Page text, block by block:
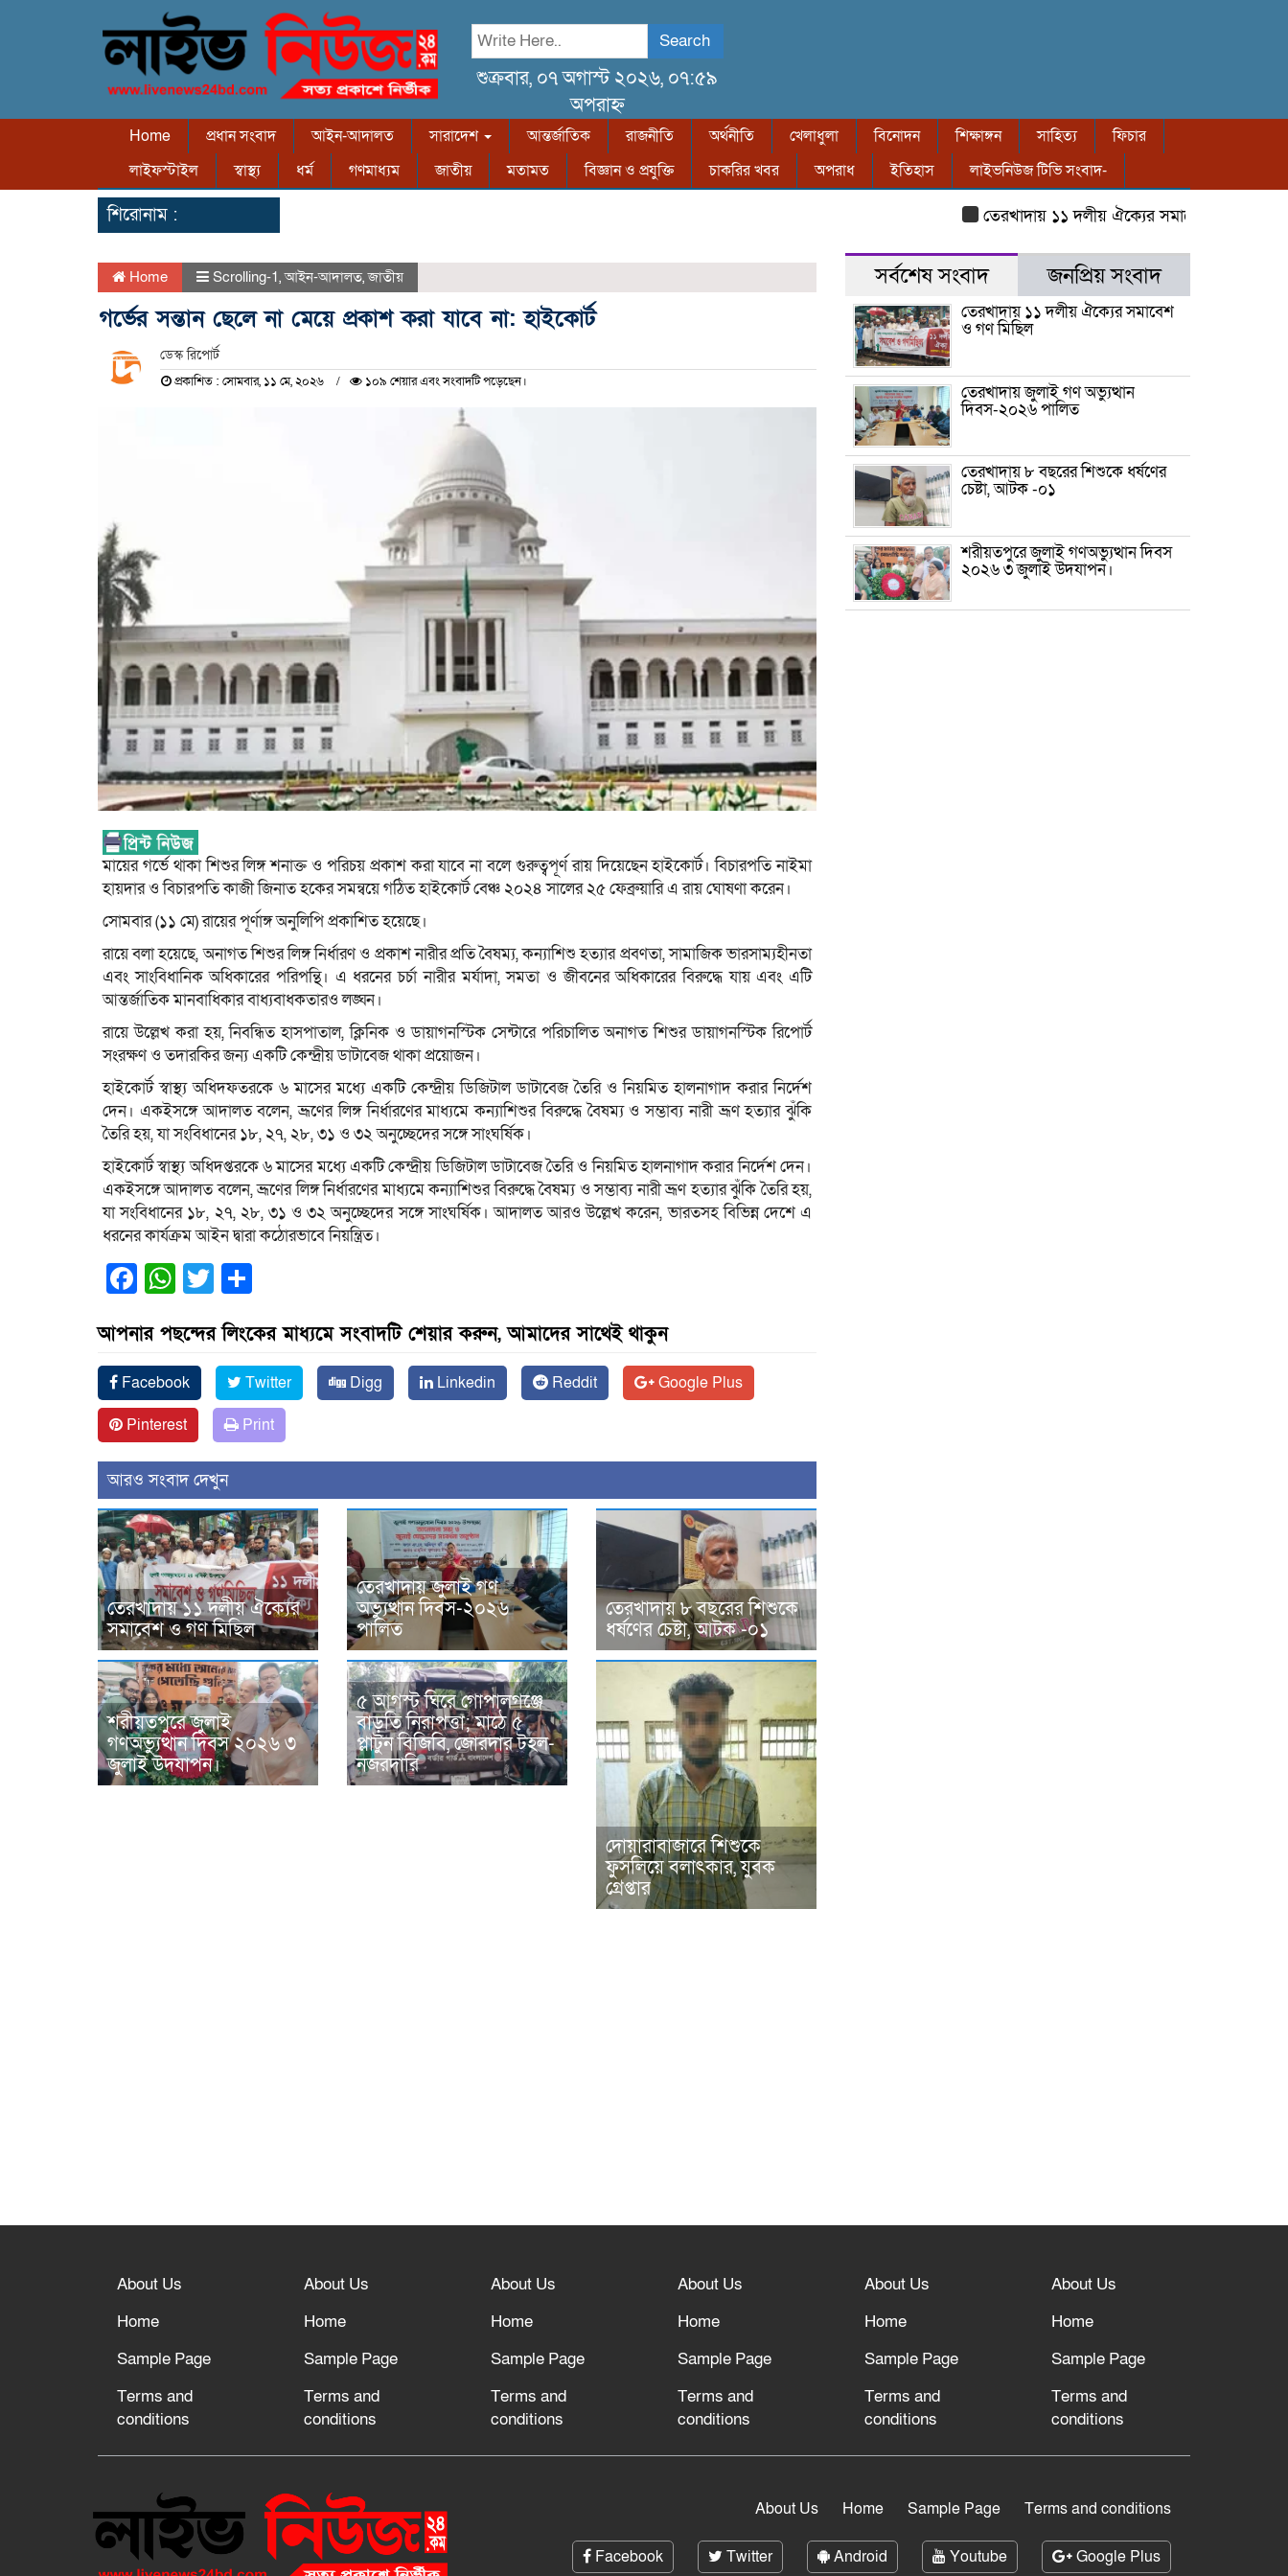
Search
শুক্রবার, ০৭ অগাস্ট ২০২৬, ০৭:৫৯
অপরাহ্ন
Home প্রধান সংবাদ আইন-আদালত সারাদেশ আন্তর্জাতিক রাজনীতি অর্থনীতি খেলাধুলা বিনোদন শিক্ষাঙ্গন সাহিত্য
ফিচার
লাইফস্টাইল
স্বাস্থ্য ধর্ম গণমাধ্যম জাতীয় মতামত বিজ্ঞান ও প্রযুক্তি চাকরির খবর অপরাধ ইতিহাস লাইভনিউজ টিভি সংবাদ-
শিরোনাম : তেরখাদায় ১১ দলীয় ঐক্যের সমাবেশ ও গণ মিছিল
Home Scrolling-1,আইন-আদালত,জাতীয়
গর্ভের সন্তান ছেলে না মেয়ে প্রকাশ করা যাবে না: হাইকোর্ট
ডেস্ক রিপোর্ট
প্রকাশিত : সোমবার, ১১ মে, ২০২৬ ১০৯ শেয়ার এবং সংবাদটি পড়েছেন।
মায়ের গর্ভে থাকা শিশুর লিঙ্গ শনাক্ত ও পরিচয় প্রকাশ করা যাবে না বলে গুরুত্বপূর্ণ রায় দিয়েছেন হাইকোর্ট। বিচারপতি নাইমা
হায়দার ও বিচারপতি কাজী জিনাত হকের সমন্বয়ে গঠিত হাইকোর্ট বেঞ্চ ২০২৪ সালের ২৫ ফেব্রুয়ারি এ রায় ঘোষণা করেন।
সোমবার (১১ মে) রায়ের পূর্ণাঙ্গ অনুলিপি প্রকাশিত হয়েছে।
রায়ে বলা হয়েছে, অনাগত শিশুর লিঙ্গ নির্ধারণ ও প্রকাশ নারীর প্রতি বৈষম্য, কন্যাশিশু হত্যার প্রবণতা, সামাজিক ভারসাম্যহীনতা
এবং সাংবিধানিক অধিকারের পরিপন্থি। এ ধরনের চর্চা নারীর মর্যাদা, সমতা ও জীবনের অধিকারের বিরুদ্ধে যায় এবং এটি
আন্তর্জাতিক মানবাধিকার বাধ্যবাধকতারও লঙ্ঘন।
রায়ে উল্লেখ করা হয়, নিবন্ধিত হাসপাতাল, ক্লিনিক ও ডায়াগনস্টিক সেন্টারে পরিচালিত অনাগত শিশুর ডায়াগনস্টিক রিপোর্ট
সংরক্ষণ ও তদারকির জন্য একটি কেন্দ্রীয় ডাটাবেজ থাকা প্রয়োজন।
হাইকোর্ট স্বাস্থ্য অধিদফতরকে ৬ মাসের মধ্যে একটি কেন্দ্রীয় ডিজিটাল ডাটাবেজ তৈরি ও নিয়মিত হালনাগাদ করার নির্দেশ
দেন। একইসঙ্গে আদালত বলেন, ভ্রূণের লিঙ্গ নির্ধারণের মাধ্যমে কন্যাশিশুর বিরুদ্ধে বৈষম্য ও সম্ভাব্য নারী ভ্রূণ হত্যার ঝুঁকি
তৈরি হয়, যা সংবিধানের ১৮, ২৭, ২৮, ৩১ ও ৩২ অনুচ্ছেদের সঙ্গে সাংঘর্ষিক।
হাইকোর্ট স্বাস্থ্য অধিদপ্তরকে ৬ মাসের মধ্যে একটি কেন্দ্রীয় ডিজিটাল ডাটাবেজ তৈরি ও নিয়মিত হালনাগাদ করার নির্দেশ দেন।
একইসঙ্গে আদালত বলেন, ভ্রূণের লিঙ্গ নির্ধারণের মাধ্যমে কন্যাশিশুর বিরুদ্ধে বৈষম্য ও সম্ভাব্য নারী ভ্রূণ হত্যার ঝুঁকি তৈরি হয়,
যা সংবিধানের ১৮, ২৭, ২৮, ৩১ ও ৩২ অনুচ্ছেদের সঙ্গে সাংঘর্ষিক। আদালত আরও উল্লেখ করেন, ভারতসহ বিভিন্ন দেশে এ
ধরনের কার্যক্রম আইন দ্বারা কঠোরভাবে নিয়ন্ত্রিত।
Facebook
WhatsApp
Twitter
আপনার পছন্দের লিংকের মাধ্যমে সংবাদটি শেয়ার করুন, আমাদের সাথেই থাকুন
Facebook Twitter Digg Linkedin Reddit
Google Plus
Pinterest
Print
আরও সংবাদ দেখুন
তেরখাদায় ১১ দলীয় ঐক্যের
সমাবেশ ও গণ মিছিল
তেরখাদায় জুলাই গণ
অভ্যুত্থান দিবস-২০২৬
পালিত
তেরখাদায় ৮ বছরের শিশুকে
ধর্ষণের চেষ্টা, আটক -০১
শরীয়তপুরে জুলাই
গণঅভ্যুত্থান দিবস ২০২৬ ৩
জুলাই উদযাপন।
৫ আগস্ট ঘিরে গোপালগঞ্জে
বাড়তি নিরাপত্তা; মাঠে ৫
প্লাটুন বিজিবি, জোরদার টহল-
নজরদারি
দোয়ারাবাজারে শিশুকে
ফুসলিয়ে বলাৎকার, যুবক
গ্রেপ্তার
সর্বশেষ সংবাদ জনপ্রিয় সংবাদ
তেরখাদায় ১১ দলীয় ঐক্যের সমাবেশ
ও গণ মিছিল
তেরখাদায় জুলাই গণ অভ্যুত্থান
দিবস-২০২৬ পালিত
তেরখাদায় ৮ বছরের শিশুকে ধর্ষণের
চেষ্টা, আটক -০১
শরীয়তপুরে জুলাই গণঅভ্যুত্থান দিবস
২০২৬ ৩ জুলাই উদযাপন।
About Us
Home
Sample Page
Terms and
conditions
About Us
Home
Sample Page
Terms and
conditions
About Us
Home
Sample Page
Terms and
conditions
About Us
Home
Sample Page
Terms and
conditions
About Us
Home
Sample Page
Terms and
conditions
About Us
Home
Sample Page
Terms and
conditions
About Us Home Sample Page Terms and conditions
Facebook Twitter Android Youtube Google Plus